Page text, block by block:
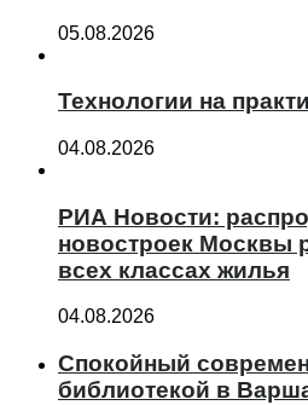
05.08.2026
Технологии на
04.08.2026
РИА Новости:
новостроек Москвы
всех классах жилья
04.08.2026
Спокойный
библиотекой в